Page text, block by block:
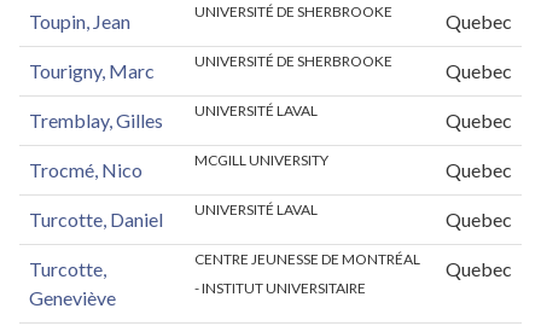
Toupin, Jean UNIVERSITÉ DE SHERBROOKE Quebec
Tourigny, Marc UNIVERSITÉ DE SHERBROOKE Quebec
Tremblay, Gilles UNIVERSITÉ LAVAL Quebec
Trocmé, Nico MCGILL UNIVERSITY Quebec
Turcotte, Daniel UNIVERSITÉ LAVAL Quebec
Turcotte,
Geneviève
CENTRE JEUNESSE DE MONTRÉAL
- INSTITUT UNIVERSITAIRE
Quebec